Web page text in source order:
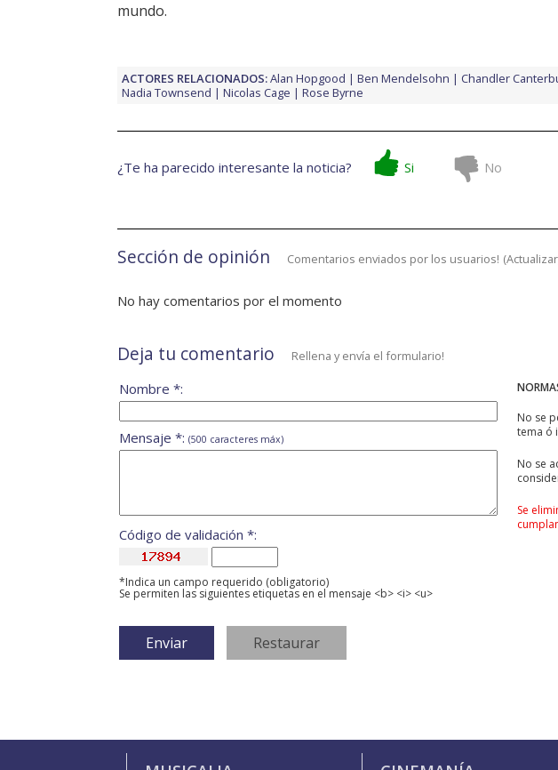
mundo.
ACTORES RELACIONADOS:Alan Hopgood Ben Mendelsohn Chandler
Nadia Townsend
Nicolas Cage Rose Byrne
¿Te ha parecido interesante la noticia? Si No
Sección de opinión Comentarios enviados por los usuarios! (Actualizar
No hay comentarios por el momento
Deja tu comentario Rellena y envía el formulario!
No se
tema ó
No se
Se
Nombre *:
Mensaje *: (500 caracteres máx)
Código de validación *:
*Indica un campo requerido (obligatorio)
Se permiten las siguientes etiquetas en el mensaje <b> <i> <u>